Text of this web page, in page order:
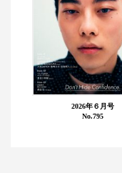
2026年６月号
No.795